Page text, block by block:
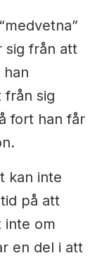
sig från att
han
sig
fort han får
kan inte
på att
inte om
en del i att